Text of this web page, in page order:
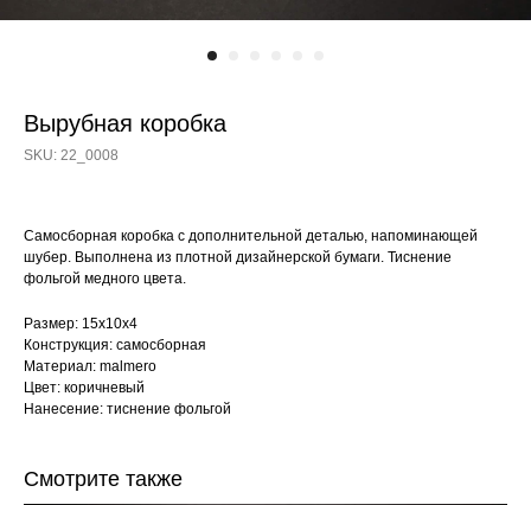
Вырубная коробка
SKU: 22_0008
Самосборная коробка с дополнительной деталью, напоминающей
шубер. Выполнена из плотной дизайнерской бумаги. Тиснение
фольгой медного цвета.
Размер: 15х10х4
Конструкция: самосборная
Материал: malmero
Цвет: коричневый
Нанесение: тиснение фольгой
Смотрите также